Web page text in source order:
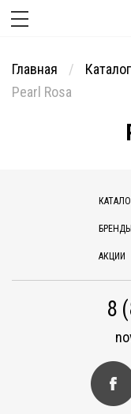
Главная Каталог
Pearl Rosa
БРЕНДЫ
АКЦИИ
8